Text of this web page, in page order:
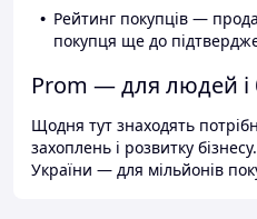
Рейтинг покупців —
покупця ще до
Prom — для людей і
Щодня тут знаходять
захоплень і розвитку
України — для мільйонів